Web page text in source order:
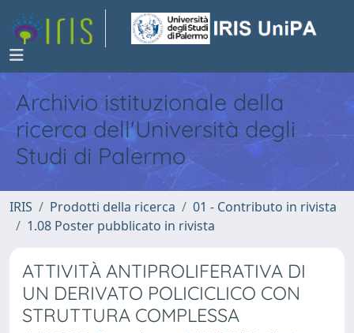
Archivio istituzionale della
ricerca dell'Università degli
Studi di Palermo
IRIS Prodotti della ricerca
01 - Contributo in rivista
1.08 Poster pubblicato in rivista
ATTIVITÀ ANTIPROLIFERATIVA DI
UN DERIVATO POLICICLICO CON
STRUTTURA COMPLESSA